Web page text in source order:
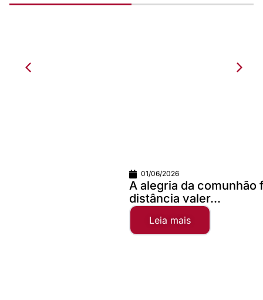
A alegria da comunhão faz qualquer